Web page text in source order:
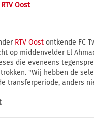
Oost
RTV Oost ontkende FC
op middenvelder El
die eveneens
"Wij hebben de
transferperiode, anders